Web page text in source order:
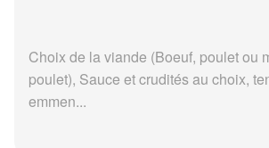
Choix de la viande (Boeuf, poulet ou
poulet), Sauce et crudités au choix,
emmen...